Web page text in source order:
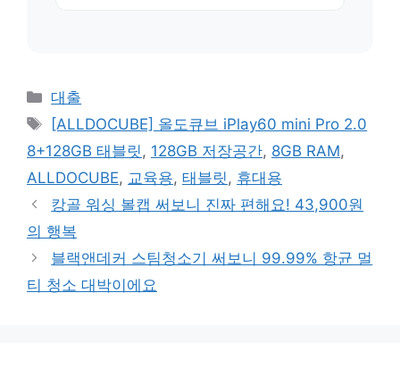
카
테
리
대출
태
그
[ALLDOCUBE] 올도큐브 iPlay60 mini Pro 2.0
8+128GB 태블릿, 128GB 저장공간, 8GB RAM,
ALLDOCUBE, 교육용, 태블릿, 휴대용
캉골 워싱 볼캡 써보니 진짜 편해요! 43,900원
의 행복
블랙앤데커 스팀청소기 써보니 99.99% 항균 멀
티 청소 대박이에요